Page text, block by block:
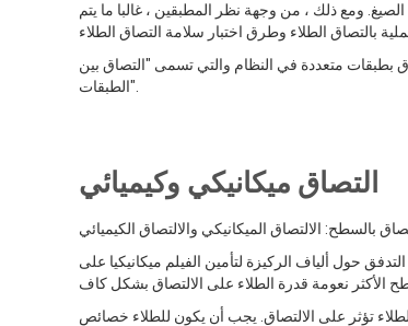
ومع ذلك ، من وجهة نظر المطبقين ، غالبا ما يتم
بطبقات متعددة في النظام والتي تسمى "التصاق بين
الطبقات".
التصاق ميكانيكي وكيميائي
حول ألياف الركيزة لتأمين الفيلم ميكانيكيا على
الطلاء تؤثر على الالتصاق. يجب أن يكون للطلاء خصائص